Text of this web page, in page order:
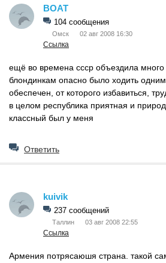
BOAT
104 сообщения
Омск 02 авг 2008 16:30
Ссылка
ещё во времена ссср объездила много
блондинкам опасно было ходить
обеспечен, от которого избавиться,
в целом республика приятная и
классный был у меня
Ответить
kuivik
237 сообщений
Таллин 03 авг 2008 22:55
Ссылка
Армения потрясаюшя страна. такой